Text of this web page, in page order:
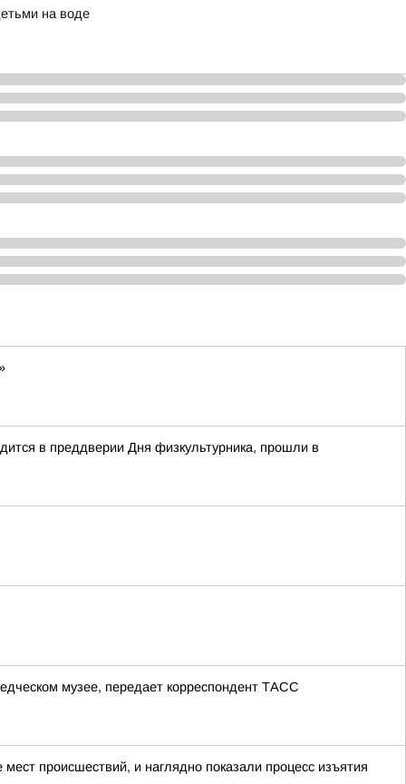
на воде
в преддверии Дня физкультурника, прошли в
музее, передает корреспондент ТАСС
происшествий, и наглядно показали процесс изъятия